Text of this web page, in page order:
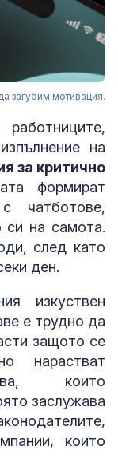
загубим мотивация.
на
за критично
формират
чатботове,
си на самота.
след като
ден.
изкуствен
е трудно да
защото се
нарастват
които
заслужава
които